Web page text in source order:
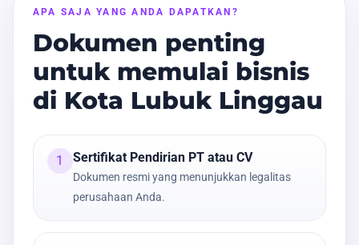
APA SAJA YANG ANDA DAPATKAN?
Dokumen penting
untuk memulai bisnis
di Kota Lubuk Linggau
1 Sertifikat Pendirian PT atau CV
Dokumen resmi yang menunjukkan legalitas
perusahaan Anda.